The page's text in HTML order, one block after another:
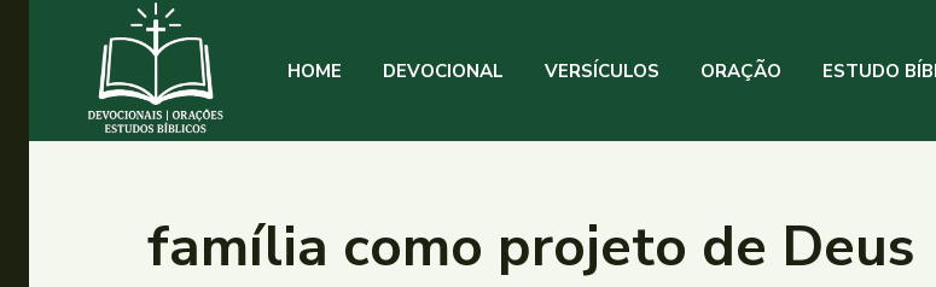
HOME DEVOCIONAL VERSÍCULOS ORAÇÃO ESTUDO
família como projeto de Deus